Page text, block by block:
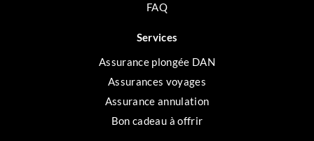
FAQ
Services
Assurance plongée DAN
Assurances voyages
Assurance annulation
Bon cadeau à offrir